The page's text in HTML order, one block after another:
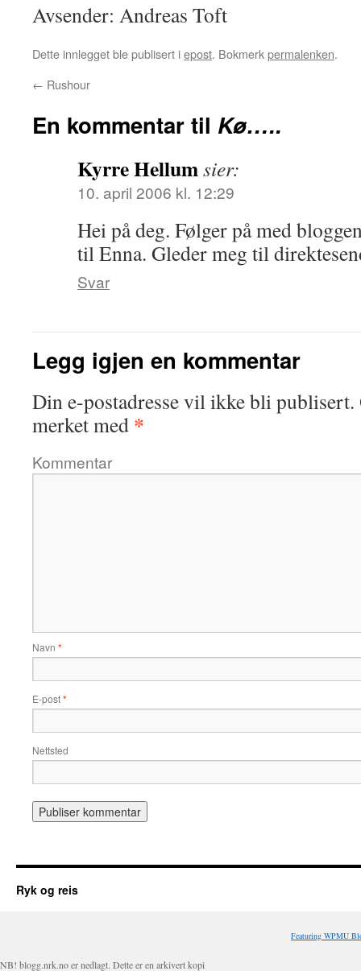
Avsender: Andreas Toft
Dette innlegget ble publisert iepost. Bokmerkpermalenken.
← Rushour
En kommentar til Kø…..
Kyrre Hellumsier:
10. april 2006 kl. 12:29
Hei på deg. Følger på med
til Enna. Gleder meg til
Svar
Legg igjen en kommentar
Din e-postadresse vil ikke bli publisert.
merket med *
Kommentar
Navn *
E-post*
Nettsted
Ryk og reis
Featuring WPMU
NB! blogg.nrk.no er nedlagt. Dette er en arkivert kopi